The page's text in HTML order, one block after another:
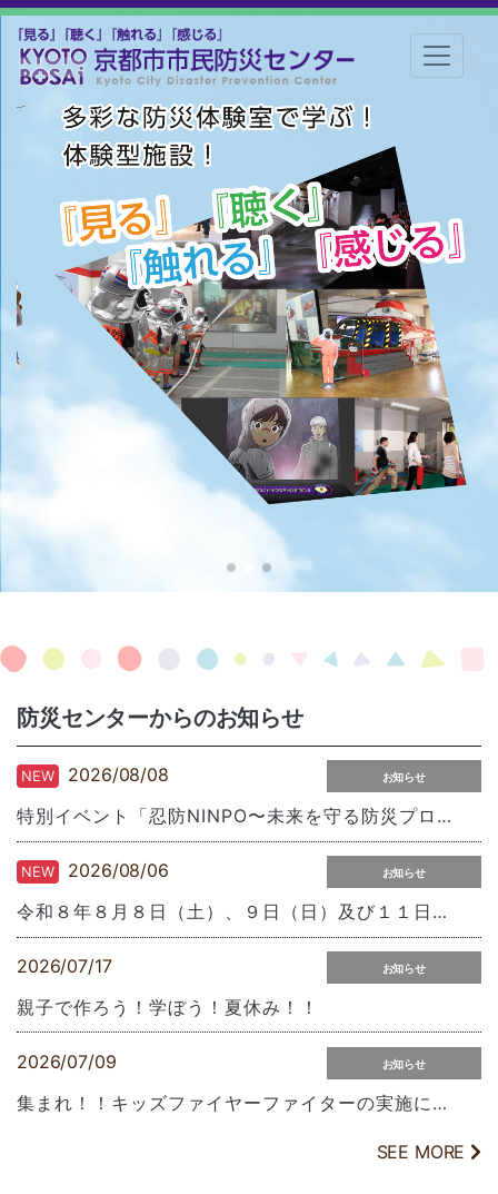
防災センターからのお知らせ
NEW
2026/08/08
特別イベント「忍防NINPO〜未来を守る防災プロジェクト〜」の実施について
お知らせ
NEW
2026/08/06
令和８年８月８日（土）、９日（日）及び１１日（火・祝）防災体験コーナーの体験時間割表
お知らせ
2026/07/17
親子で作ろう！学ぼう！夏休み！！
お知らせ
2026/07/09
集まれ！！キッズファイヤーファイターの実施について
お知らせ
お知らせ
SEE MORE